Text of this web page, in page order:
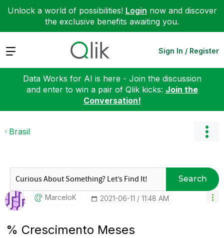
Unlock a world of possibilities! Login now and discover
the exclusive benefits awaiting you.
Expand Sign In / Register
Data Works for AI is here - Join the discussion
and enter to win a pair of Qlik kicks: Join the
Conversation!
Brasil
Search
MarceloK ‎2021-06-11 11:48 AM
% Crescimento Meses